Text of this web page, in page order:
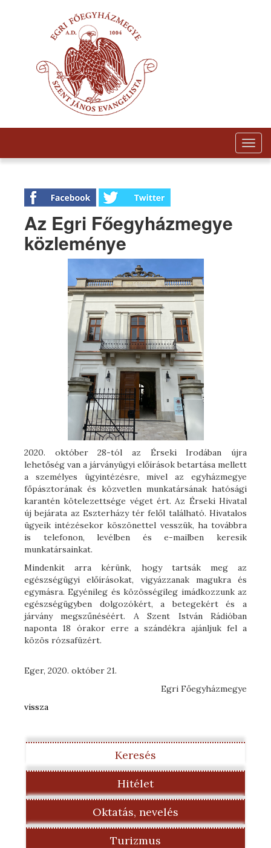
Az Egri Főegyházmegye
közleménye
2020. október 28-tól az Érseki Irodában újra
lehetőség van a járványügyi előírások betartása mellett
a személyes ügyintézésre, mivel az egyházmegye
főpásztorának és közvetlen munkatársának hatósági
karantén kötelezettsége véget ért. Az Érseki Hivatal
új bejárata az Eszterházy tér felől található. Hivatalos
ügyeik intézésekor köszönettel vesszük, ha továbbra
is telefonon, levélben és e-mailben keresik
munkatársainkat.
Mindenkit arra kérünk, hogy tartsák meg az
egészségügyi előírásokat, vigyázzanak magukra és
egymásra. Egyénileg és közösségileg imádkozzunk az
egészségügyben dolgozókért, a betegekért és a
járvány megszűnéséért. A Szent István Rádióban
naponta 18 órakor erre a szándékra ajánljuk fel a
közös rózsafüzért.
Eger, 2020. október 21.
Egri Főegyházmegye
vissza
Keresés
Hitélet
Oktatás, nevelés
Turizmus